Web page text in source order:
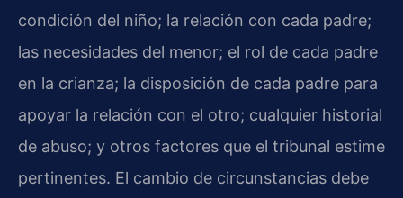
condición del niño; la relación con cada padre;
las necesidades del menor; el rol de cada padre
en la crianza; la disposición de cada padre para
apoyar la relación con el otro; cualquier historial
de abuso; y otros factores que el tribunal estime
pertinentes. El cambio de circunstancias debe